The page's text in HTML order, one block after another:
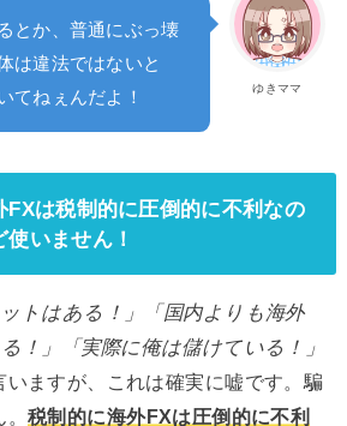
ゆきママ
とか、普通にぶっ壊
は違法ではないと
てねぇんだよ！
FXは税制的に圧倒的に不利なの
いません！
トはある！」「国内よりも海外
！」「実際に俺は儲けている！」
いますが、これは確実に嘘です。騙
。税制的に海外FXは圧倒的に不利